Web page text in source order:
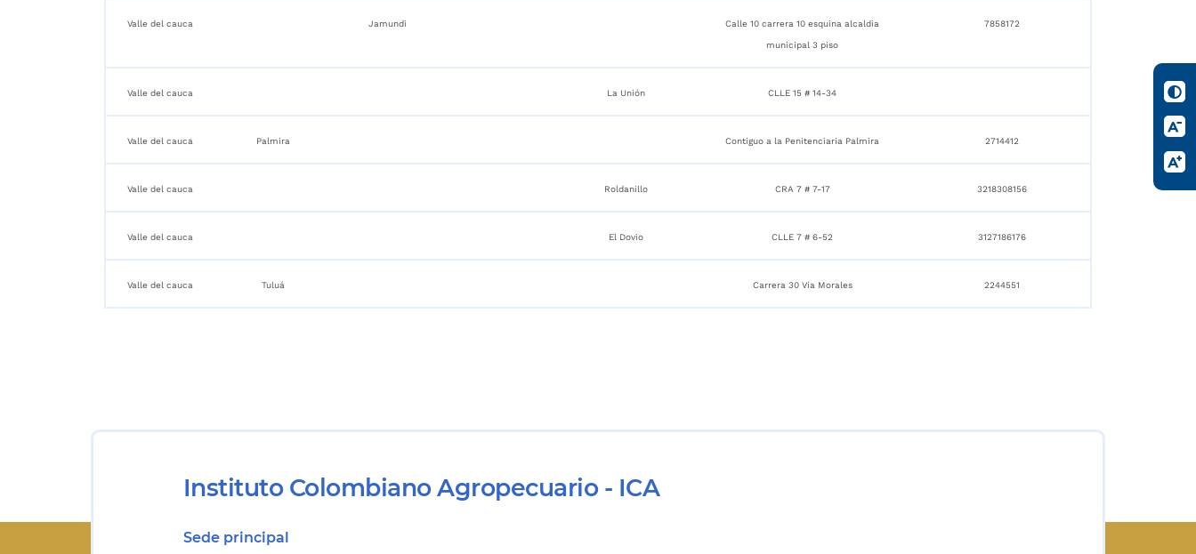
Valle del cauca Jamundi Calle 10 carrera 10 esquina alcaldia
municipal 3 piso
7858172
Valle del cauca La Unión CLLE 15 # 14-34
Valle del cauca Palmira Contiguo a la Penitenciaria Palmira 2714412
Valle del cauca Roldanillo CRA 7 # 7-17 3218308156
Valle del cauca El Dovio CLLE 7 # 6-52 3127186176
Valle del cauca Tuluá Carrera 30 Vía Morales 2244551
Instituto Colombiano Agropecuario - ICA
Sede principal